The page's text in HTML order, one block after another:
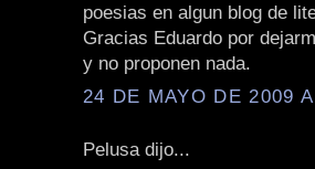
poesias en algun blog de
Gracias Eduardo por
y no proponen nada.
24 DE MAYO DE 2009
Pelusa dijo...